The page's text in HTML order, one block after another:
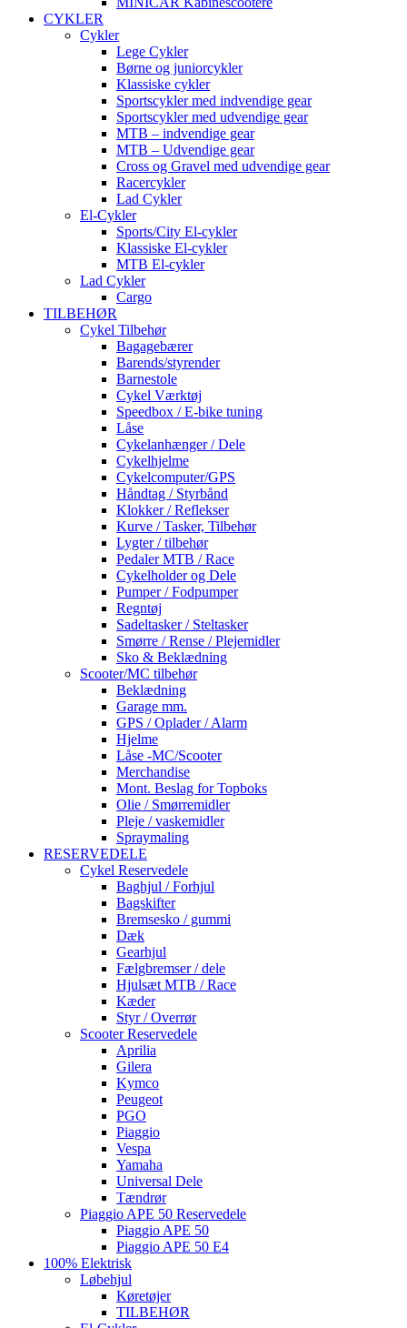
CYKLER
Cykler
Lege Cykler
Børne og juniorcykler
Klassiske cykler
Sportscykler med indvendige gear
Sportscykler med udvendige gear
MTB – indvendige gear
MTB – Udvendige gear
Cross og Gravel med udvendige gear
Racercykler
Lad Cykler
El-Cykler
Sports/City El-cykler
Klassiske El-cykler
MTB El-cykler
Lad Cykler
Cargo
TILBEHØR
Cykel Tilbehør
Bagagebærer
Barends/styrender
Barnestole
Cykel Værktøj
Speedbox / E-bike tuning
Låse
Cykelanhænger / Dele
Cykelhjelme
Cykelcomputer/GPS
Håndtag / Styrbånd
Klokker / Reflekser
Kurve / Tasker, Tilbehør
Lygter / tilbehør
Pedaler MTB / Race
Cykelholder og Dele
Pumper / Fodpumper
Regntøj
Sadeltasker / Steltasker
Smørre / Rense / Plejemidler
Sko & Beklædning
Scooter/MC tilbehør
Beklædning
Garage mm.
GPS / Oplader / Alarm
Hjelme
Låse -MC/Scooter
Merchandise
Mont. Beslag for Topboks
Olie / Smørremidler
Pleje / vaskemidler
Spraymaling
RESERVEDELE
Cykel Reservedele
Baghjul / Forhjul
Bagskifter
Bremsesko / gummi
Dæk
Gearhjul
Fælgbremser / dele
Hjulsæt MTB / Race
Kæder
Styr / Overrør
Scooter Reservedele
Aprilia
Gilera
Kymco
Peugeot
PGO
Piaggio
Vespa
Yamaha
Universal Dele
Tændrør
Piaggio APE 50 Reservedele
Piaggio APE 50
Piaggio APE 50 E4
100% Elektrisk
Løbehjul
Køretøjer
TILBEHØR